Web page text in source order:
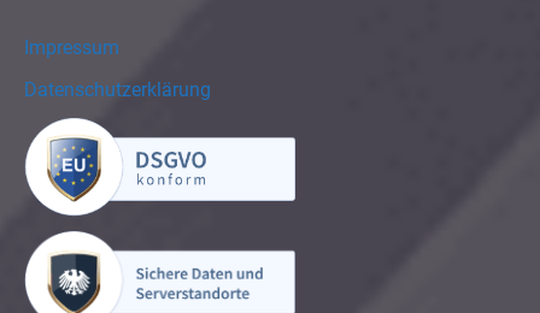
Impressum
Datenschutzerklärung